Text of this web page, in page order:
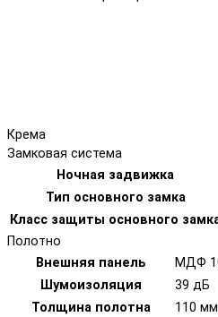
Крема
Замковая система
Ночная задвижка
Тип основного замка
Класс защиты основного
Полотно
Внешняя панель
МДФ
Шумоизоляция
39 дБ
Толщина полотна
110 мм